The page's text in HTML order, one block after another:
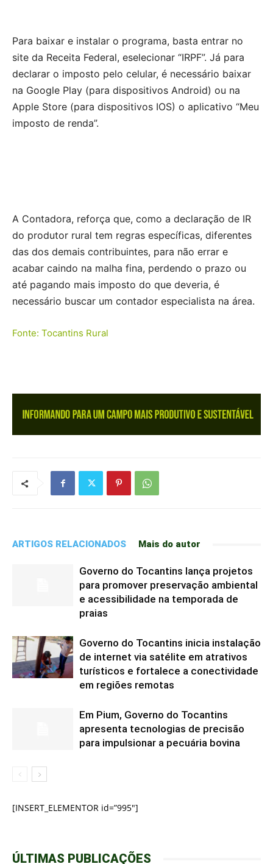
Para baixar e instalar o programa, basta entrar no
site da Receita Federal, eselecionar “IRPF”. Já para
declarar o imposto pelo celular, é necessário baixar
na Google Play (para dispositivos Android) ou na
Apple Store (para dispositivos IOS) o aplicativo “Meu
imposto de renda”.
A Contadora, reforça que, como a declaração de IR
do produtor rural tem regras específicas, diferentes
das dos demais contribuintes, para não errar e
acabar caindo na malha fina, perdendo o prazo ou
até pagando mais imposto do que deveria, é
necessário buscar um contador especialista na área.
Fonte: Tocantins Rural
ARTIGOS RELACIONADOS Mais do autor
Governo do Tocantins lança projetos
para promover preservação ambiental
e acessibilidade na temporada de
praias
Governo do Tocantins inicia instalação
de internet via satélite em atrativos
turísticos e fortalece a conectividade
em regiões remotas
Em Pium, Governo do Tocantins
apresenta tecnologias de precisão
para impulsionar a pecuária bovina
[INSERT_ELEMENTOR id=”995″]
ÚLTIMAS PUBLICAÇÕES